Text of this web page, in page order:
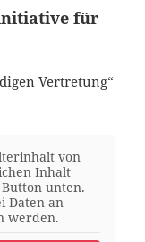
für
Vertretung“
von
Inhalt
unten.
Daten an
werden.